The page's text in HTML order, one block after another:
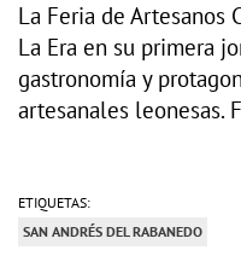
La Feria de Artesanos
La Era en su primera
gastronomía y
artesanales leonesas.
ETIQUETAS:
SAN ANDRÉS DEL RABANEDO